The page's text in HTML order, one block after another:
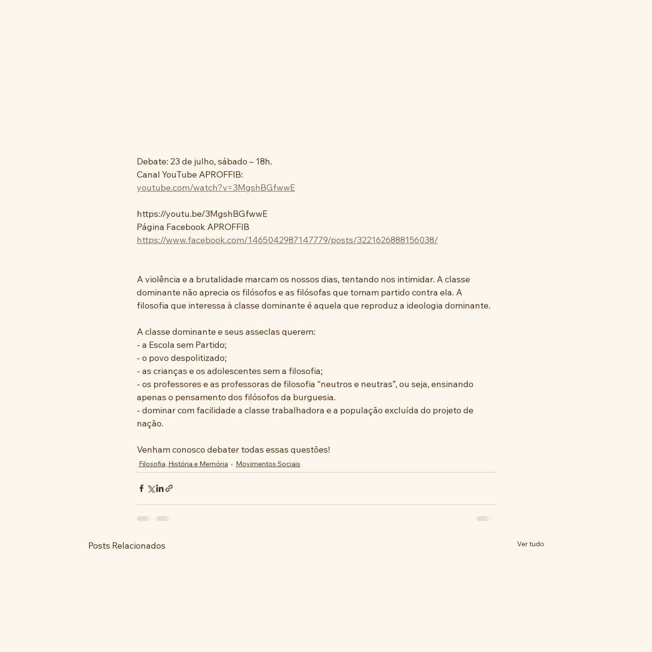
Debate: 23 de julho, sábado – 18h.
Canal YouTube APROFFIB:
youtube.com/watch?v=3MgshBGfwwE
https://youtu.be/3MgshBGfwwE
Página Facebook APROFFIB
https://www.facebook.com/1465042987147779/posts/3221626888156038/
A violência e a brutalidade marcam os nossos dias, tentando nos intimidar. A classe
dominante não aprecia os filósofos e as filósofas que tomam partido contra ela. A
filosofia que interessa à classe dominante é aquela que reproduz a ideologia dominante.
A classe dominante e seus asseclas querem:
- a Escola sem Partido;
- o povo despolitizado;
- as crianças e os adolescentes sem a filosofia;
- os professores e as professoras de filosofia “neutros e neutras”, ou seja, ensinando
apenas o pensamento dos filósofos da burguesia.
- dominar com facilidade a classe trabalhadora e a população excluída do projeto de
nação.
Venham conosco debater todas essas questões!
Filosofia, História e Memória Movimentos Sociais
Posts Relacionados Ver tudo